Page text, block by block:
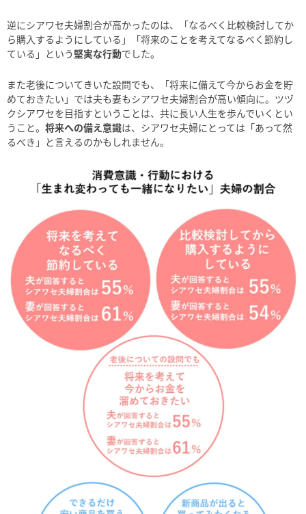
逆にシアワセ夫婦割合が高かったのは、「なるべく比較検討してか
ら購入するようにしている」「将来のことを考えてなるべく節約し
ている」という堅実な行動でした。
また老後についてきいた設問でも、「将来に備えて今からお金を貯
めておきたい」では夫も妻もシアワセ夫婦割合が高い傾向に。ツヅ
クシアワセを目指すということは、共に長い人生を歩んでいくとい
うこと。 将来への備え意識は、シアワセ夫婦にとっては「あって然
るべき」と言えるのかもしれません。